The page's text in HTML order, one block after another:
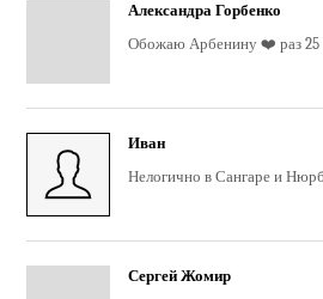
Александра Горбенко
Обожаю Арбенину ❤️ раз 25
Иван
Нелогично в Сангаре и
Сергей Жомир